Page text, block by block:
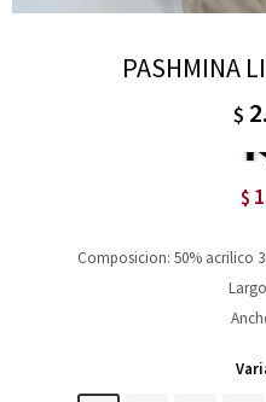
PASHMINA
$
$
Composicion: 50% acrilico